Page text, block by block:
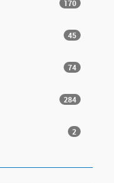
170
45
74
284
2